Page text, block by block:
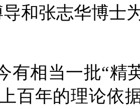
和张志华博士
有相当一批“精
百年的理论依